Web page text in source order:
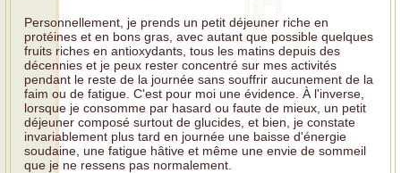
Personnellement, je prends un petit déjeuner riche en
protéines et en bons gras, avec autant que possible quelques
fruits riches en antioxydants, tous les matins depuis des
décennies et je peux rester concentré sur mes activités
pendant le reste de la journée sans souffrir aucunement de la
faim ou de fatigue. C'est pour moi une évidence. À l'inverse,
lorsque je consomme par hasard ou faute de mieux, un petit
déjeuner composé surtout de glucides, et bien, je constate
invariablement plus tard en journée une baisse d'énergie
soudaine, une fatigue hâtive et même une envie de sommeil
que je ne ressens pas normalement.